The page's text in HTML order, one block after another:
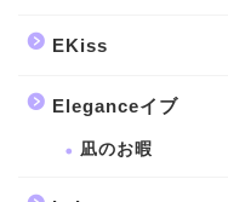
EKiss
Eleganceイブ
凪のお暇